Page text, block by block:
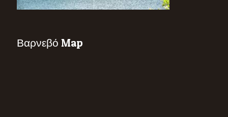
Βαρνεβό Map